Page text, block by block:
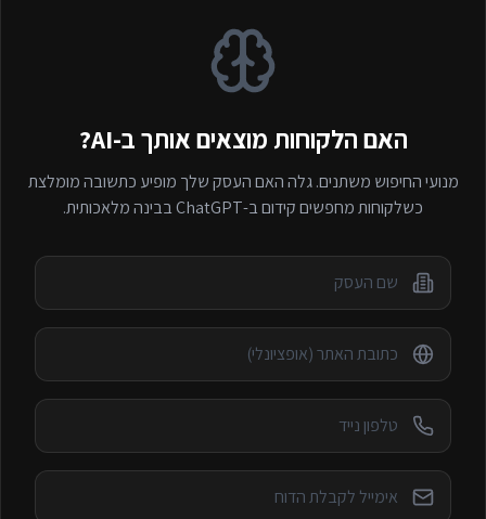
האם הלקוחות מוצאים אותך ב-AI?
מנועי החיפוש משתנים. גלה האם העסק שלך מופיע כתשובה מומלצת
כשלקוחות מחפשיםקידום ב-ChatGPT בבינה מלאכותית.